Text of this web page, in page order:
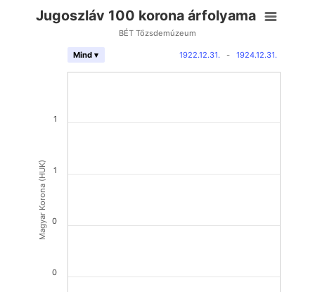
Magyar Korona (HUK)
Jugoszláv 100 korona árfolyama
BÉT Tőzsdemúzeum
1922.12.31. - 1924.12.31.
Mind ▾
0
0
1
1